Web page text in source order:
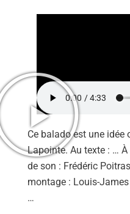
Ce balado est une idée
Lapointe. Au texte : …
de son : Frédéric
montage : Louis-
…